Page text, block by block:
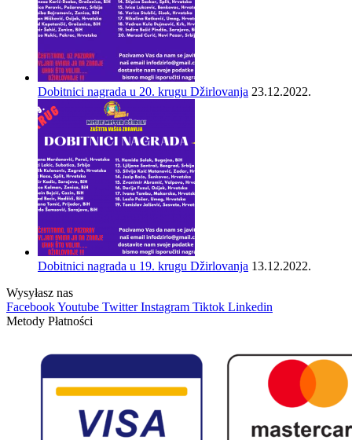
Dobitnici nagrada u 20. krugu Džirlovanja 23.12.2022.
Dobitnici nagrada u 19. krugu Džirlovanja 13.12.2022.
Wysyłasz nas
FacebookYoutube Twitter Instagram Tiktok Linkedin
Metody Płatności